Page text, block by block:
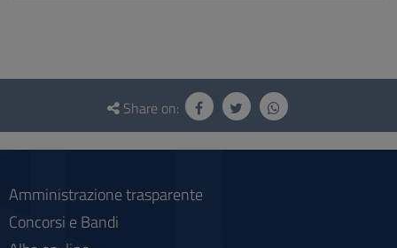
Questionnaire
social
Share on:
Amministrazione trasparente
Concorsi e Bandi